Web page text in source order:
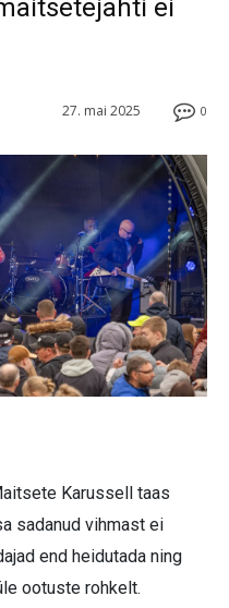
ei
0
27. mai 2025
Karussell taas
sadanud vihmast ei
end heidutada ning
ootuste rohkelt.